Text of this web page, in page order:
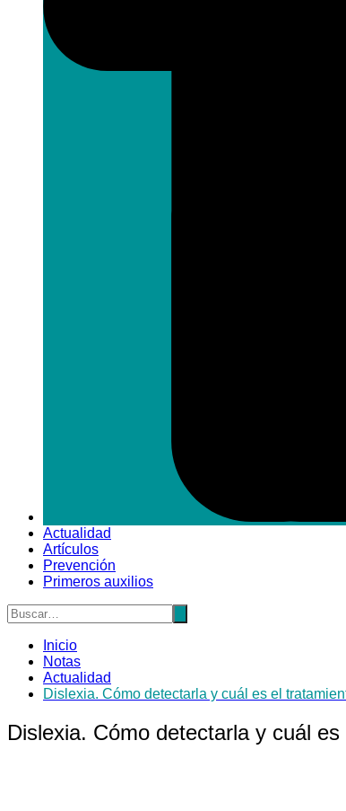
Actualidad
Artículos
Prevención
Primeros auxilios
Inicio
Notas
Actualidad
Dislexia. Cómo detectarla y cuál es el
Dislexia. Cómo detectarla y cuál